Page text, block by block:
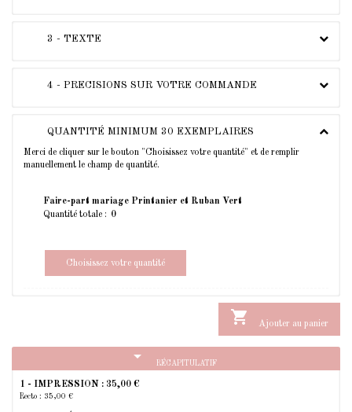
3 - TEXTE
4 - PRECISIONS SUR VOTRE COMMANDE
QUANTITÉ MINIMUM 30 EXEMPLAIRES
Merci de cliquer sur le bouton "Choisissez votre quantité" et de remplir
manuellement le champ de quantité.
Faire-part mariage Printanier et Ruban Vert
Quantité totale :
Choisissez votre quantité
 Ajouter au panier
arrow_drop_down RÉCAPITULATIF
1 - IMPRESSION : 35,00 €
Recto : 35,00 €